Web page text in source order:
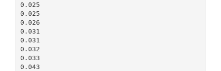
0.025
0.025
0.026
0.031
0.031
0.032
0.033
0.043